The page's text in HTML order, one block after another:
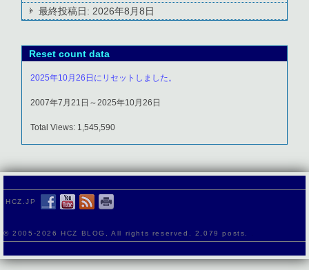
最終投稿日: 2026年8月8日
Reset count data
2025年10月26日にリセットしました。
2007年7月21日～2025年10月26日
Total Views: 1,545,590
HCZ.JP
© 2005-2026 HCZ BLOG, All rights reserved. 2,079 posts.